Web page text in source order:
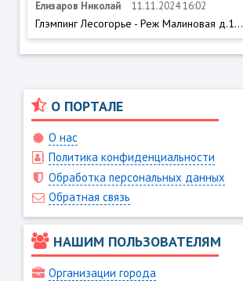
Елизаров Николай 11.11.2024 16:02
Глэмпинг Лесогорье - Реж Малиновая д.1...
О ПОРТАЛЕ
О нас
Политика конфиденциальности
Обработка персональных данных
Обратная связь
НАШИМ ПОЛЬЗОВАТЕЛЯМ
Организации города